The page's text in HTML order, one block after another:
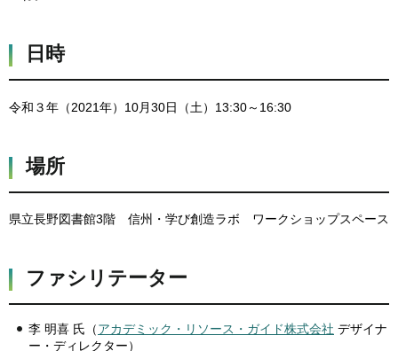
日時
令和３年（2021年）10月30日（土）13:30～16:30
場所
県立長野図書館3階 信州・学び創造ラボ ワークショップスペース
ファシリテーター
李 明喜 氏（アカデミック・リソース・ガイド株式会社 デザイナ
ー・ディレクター）